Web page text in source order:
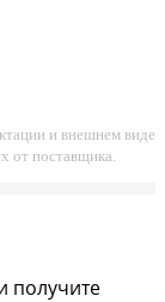
и внешнем виде
от поставщика.
получите